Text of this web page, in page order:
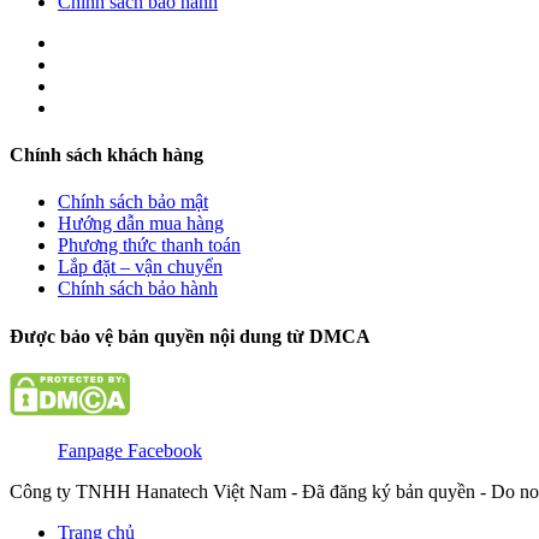
Chính sách khách hàng
Chính sách bảo mật
Hướng dẫn mua hàng
Phương thức thanh toán
Lắp đặt – vận chuyển
Chính sách bảo hành
Được bảo vệ bản quyền nội dung từ DMCA
Fanpage Facebook
Công ty TNHH Hanatech Việt Nam - Đã đăng ký bản quyền - Do
Trang chủ